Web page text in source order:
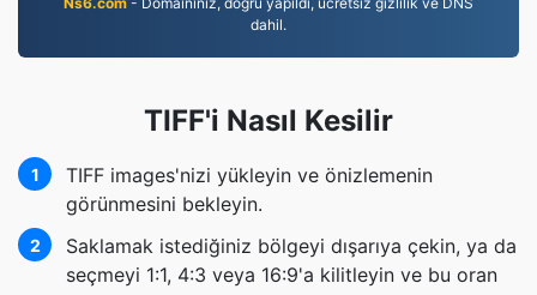
dahil.
TIFF'i Nasıl Kesilir
1
TIFF images'nizi yükleyin ve önizlemenin
görünmesini bekleyin.
2
Saklamak istediğiniz bölgeyi dışarıya çekin, ya da
seçmeyi 1:1, 4:3 veya 16:9'a kilitleyin ve bu oran